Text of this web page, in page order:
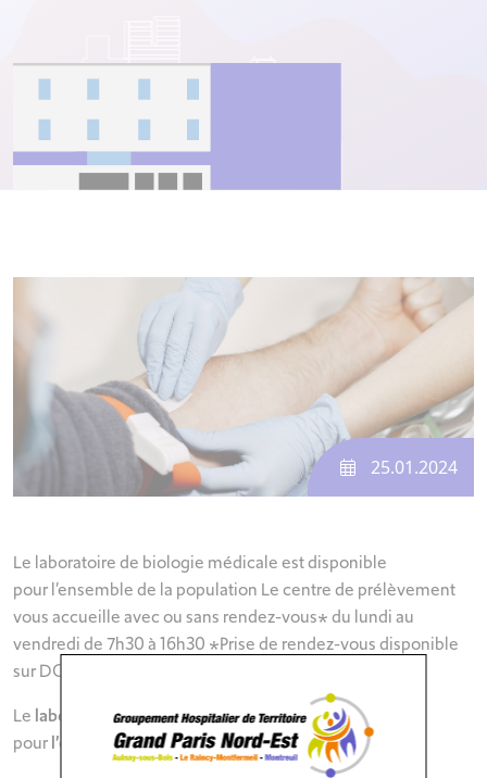
25.01.2024
Le laboratoire de biologie médicale est disponible
pour l’ensemble de la population Le centre de prélèvement
vous accueille avec ou sans rendez-vous* du lundi au
vendredi de 7h30 à 16h30 *Prise de rendez-vous disponible
sur DOCTOLIB ou au 01 49 20 71 00
Le laboratoire de biologie médicaleest disponible
pourl’ensemble de la population